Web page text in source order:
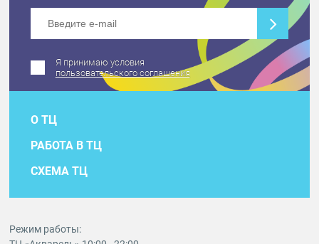
Я принимаю условия
пользовательского соглашения
О ТЦ
РАБОТА В ТЦ
СХЕМА ТЦ
Режим работы: